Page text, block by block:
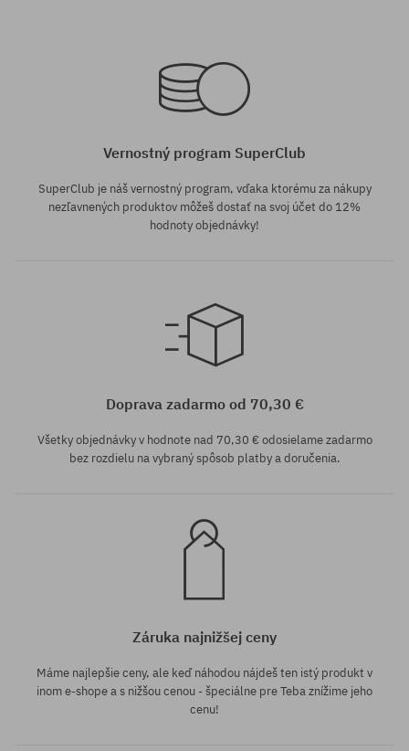
Dostupné veľkosti:
Vernostný program SuperClub
SuperClub je náš vernostný program, vďaka ktorému za nákupy
nezľavnených produktov môžeš dostať na svoj účet do 12%
hodnoty objednávky!
Doprava zadarmo od 70,30 €
Všetky objednávky v hodnote nad 70,30 € odosielame zadarmo
bez rozdielu na vybraný spôsob platby a doručenia.
Záruka najnižšej ceny
Máme najlepšie ceny, ale keď náhodou nájdeš ten istý produkt v
inom e-shope a s nižšou cenou - špeciálne pre Teba znížime jeho
cenu!